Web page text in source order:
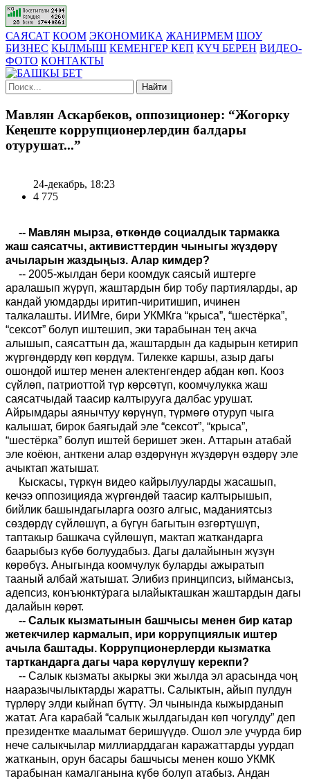
САЯСАТ КООМ ЭКОНОМИКА ЖАНИРМЕМ ШОУ
БИЗНЕС КЫЛМЫШ КЕМЕНГЕР КЕП КҮЧ БЕРЕН ВИДЕО-
ФОТО КОНТАКТЫ
Найти
Мавлян Аскарбеков, оппозиционер: “Жогорку
Кеңеште коррупционерлердин балдары
отурушат...”
24-декабрь, 18:23
4 775
-- Мавлян мырза, өткөндө социалдык тармакка
жаш саясатчы, активисттердин чыныгы жүздөрү
ачыларын жаздыңыз. Алар кимдер?
-- 2005-жылдан бери коомдук саясый иштерге
аралашып жүрүп, жаштардын бир тобу партияларды, ар
кандай уюмдарды иритип-чиритишип, ичинен
талкалашты. ИИМге, бири УКМКга “крыса”, “шестёрка”,
“сексот” болуп иштешип, эки тарабынан тең акча
алышып, саясаттын да, жаштардын да кадырын кетирип
жүргөндөрдү көп көрдүм. Тилекке каршы, азыр дагы
ошондой иштер менен алектенгендер абдан көп. Кооз
сүйлөп, патриоттой түр көрсөтүп, коомчулукка жаш
саясатчыдай таасир калтырууга далбас урушат.
Айрымдары аянычтуу көрүнүп, түрмөгө отуруп чыга
калышат, бирок баягыдай эле “сексот”, “крыса”,
“шестёрка” болуп иштей беришет экен. Аттарын атабай
эле коёюн, анткени алар өздөрүнүн жүздөрүн өздөрү эле
ачыктап жатышат.
Кыскасы, түркүн видео кайрылууларды жасашып,
кечээ оппозицияда жүргөндөй таасир калтырышып,
бийлик башындагыларга оозго алгыс, маданиятсыз
сөздөрдү сүйлөшүп, а бүгүн багытын өзгөртүшүп,
таптакыр башкача сүйлөшүп, мактап жаткандарга
баарыбыз күбө болуудабыз. Дагы далайынын жүзүн
көрөбүз. Аныгында коомчулук буларды ажыратып
тааный албай жатышат. Элибиз принципсиз, ыймансыз,
адепсиз, конъюнкту́рага ылайыкташкан жаштардын дагы
далайын көрөт.
--Салык кызматынын башчысы менен бир катар
жетекчилер кармалып, ири коррупциялык иштер
ачыла баштады. Коррупционерлерди кызматка
тарткандарга дагы чара көрүлүшү керекпи?
-- Салык кызматы акыркы эки жылда эл арасында чоң
нааразычылыктарды жаратты. Салыктын, айып пулдун
түрлөрү элди кыйнап бүттү. Эл чынында кыжырданып
жатат. Ага карабай “салык жылдагыдан көп чогулду” деп
президентке маалымат беришүүдө. Ошол эле учурда бир
нече салыкчылар миллиарддаган каражаттарды уурдап
жатканын, орун басары башчысы менен кошо УКМК
тарабынан камалганына күбө болуп атабыз. Андан